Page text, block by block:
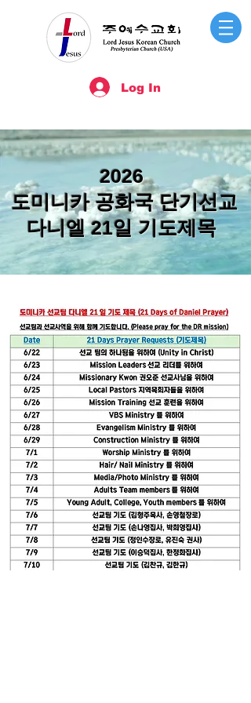
Log In
2026
도미니카 공화국단기선교
다니엘 21일 기도제목